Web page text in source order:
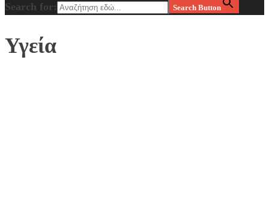
Search for: Search Button
Υγεία